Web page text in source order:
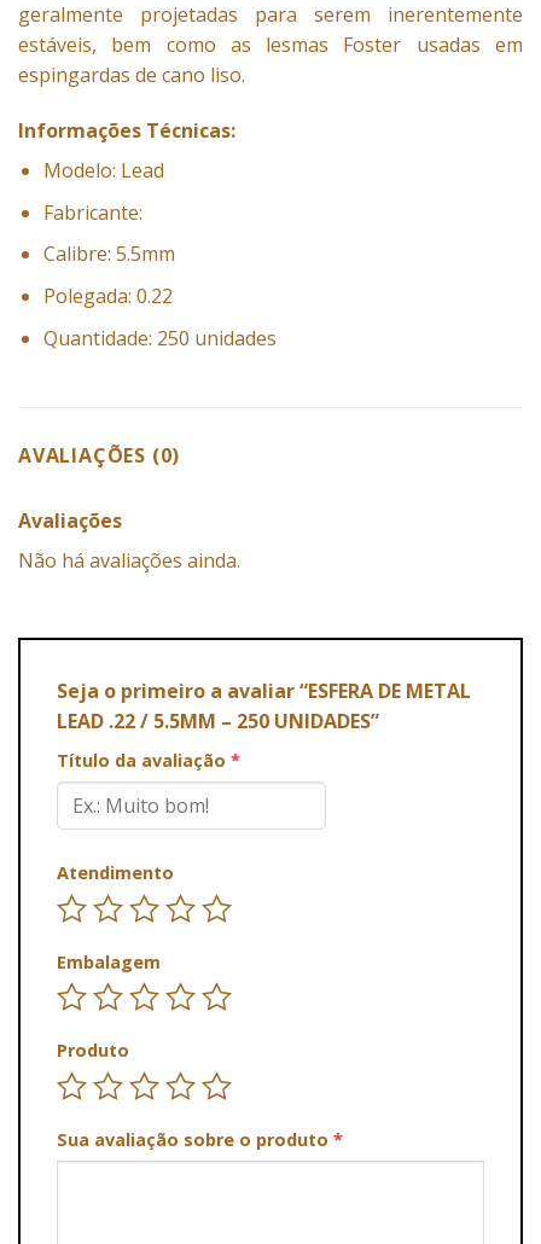
geralmente projetadas para serem inerentemente
estáveis, bem como as lesmas Foster usadas em
espingardas de cano liso.
Informações Técnicas:
Modelo: Lead
Fabricante:
Calibre: 5.5mm
Polegada: 0.22
Quantidade: 250 unidades
AVALIAÇÕES (0)
Avaliações
Não há avaliações ainda.
Seja o primeiro a avaliar “ESFERA DE METAL
LEAD .22 / 5.5MM – 250 UNIDADES”
Título da avaliação *
Atendimento
Embalagem
Produto
Sua avaliação sobre o produto *